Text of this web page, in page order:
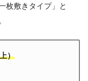
枚敷きタイプ」と
）